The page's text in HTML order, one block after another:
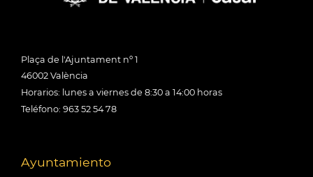
Plaça de l'Ajuntament nº 1
46002 València
Horarios: lunes a viernes de 8:30 a 14:00 horas
Teléfono: 963 52 54 78
Ayuntamiento